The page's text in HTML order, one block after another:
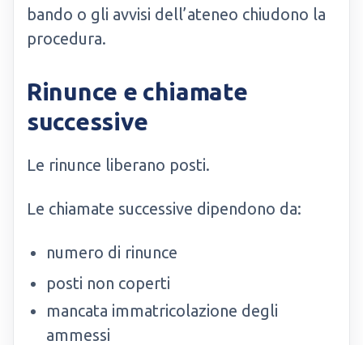
bando o gli avvisi dell’ateneo chiudono la
procedura.
Rinunce e chiamate
successive
Le rinunce liberano posti.
Le chiamate successive dipendono da:
numero di rinunce
posti non coperti
mancata immatricolazione degli
ammessi